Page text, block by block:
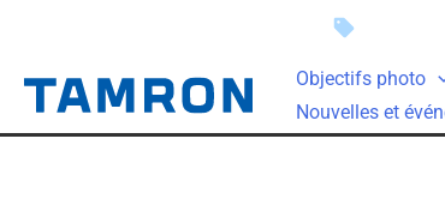
Objectifs photo
Nouvelles et